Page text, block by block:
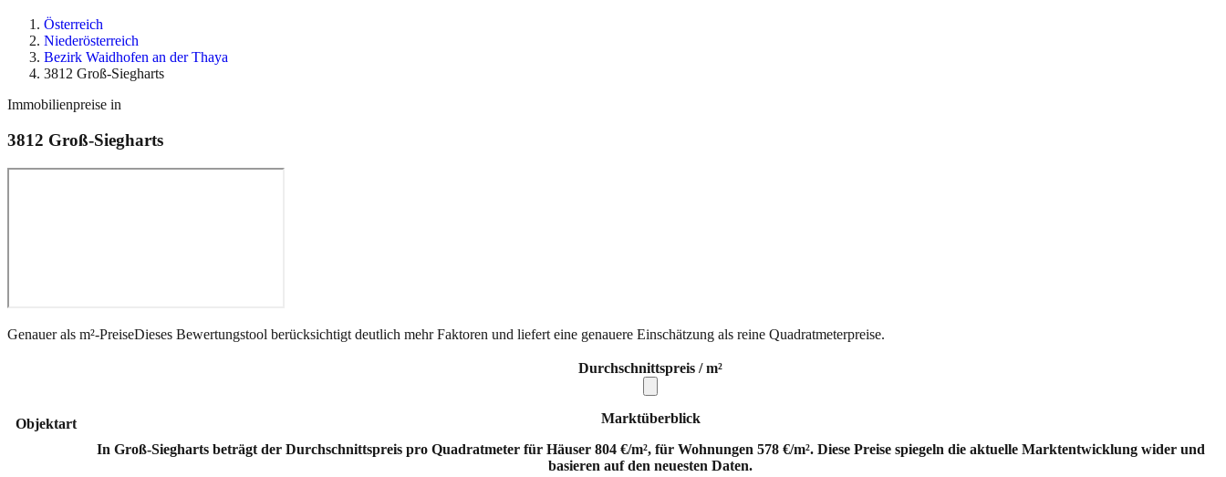
Österreich
Niederösterreich
Bezirk Waidhofen an der Thaya
3812 Groß-Siegharts
Immobilienpreise in
3812 Groß-Siegharts
Genauer als m²-PreiseDieses Bewertungstool berücksichtigt deutlich mehr Faktoren und liefert eine genauere Einschätzung als reine Quadratmeterpreise.
Objektart
Durchschnittspreis / m²
Marktüberblick
In Groß-Siegharts beträgt der Durchschnittspreis pro Quadratmeter für Häuser 804 €/m², für Wohnungen 578 €/m². Diese Preise spiegeln die aktuelle Marktentwicklung wider und
basieren auf den neuesten Daten.